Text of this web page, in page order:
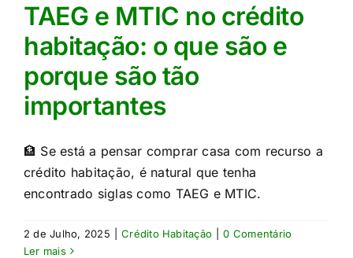
TAEG e MTIC no crédito
habitação: o que são e
porque são tão
importantes
🏦 Se está a pensar comprar casa com recurso a
crédito habitação, é natural que tenha
encontrado siglas como TAEG e MTIC.
2 de Julho, 2025 Crédito Habitação
0 Comentário
Ler mais